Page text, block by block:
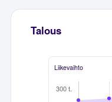
Talous
Liikevaihto